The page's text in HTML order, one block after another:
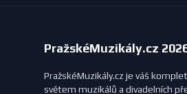
PražskéMuzikály.cz
PražskéMuzikály.cz je váš
světem muzikálů a divadelních